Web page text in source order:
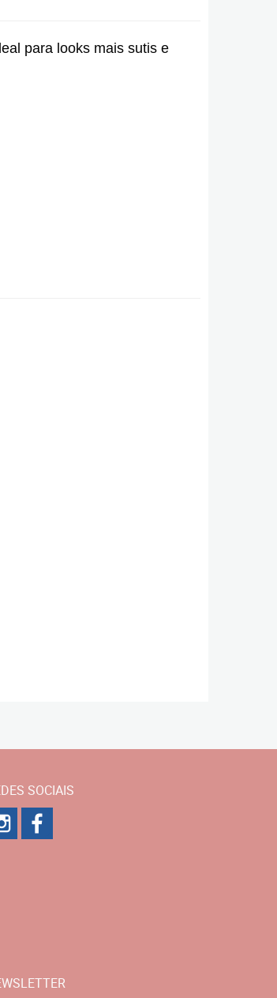
para looks mais sutis e
SOCIAIS